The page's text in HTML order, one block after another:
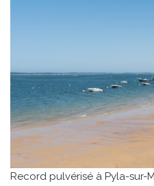
Record pulvérisé à Pyla-sur-